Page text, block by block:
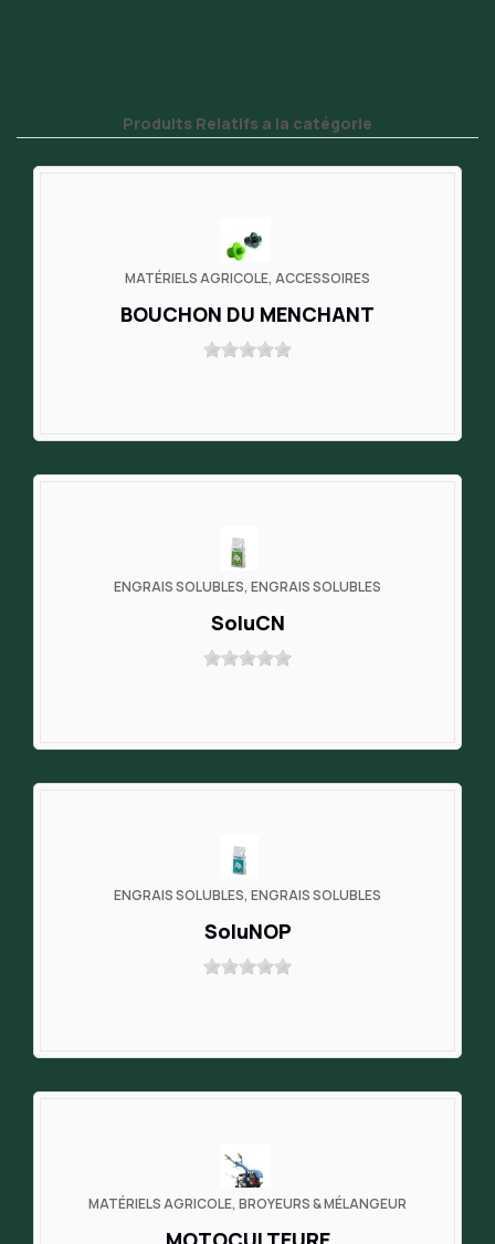
Produits Relatifs a la catégorie
MATÉRIELS AGRICOLE, ACCESSOIRES
BOUCHON DU MENCHANT
ENGRAIS SOLUBLES, ENGRAIS SOLUBLES
SoluCN
ENGRAIS SOLUBLES, ENGRAIS SOLUBLES
SoluNOP
MATÉRIELS AGRICOLE, BROYEURS & MÉLANGEUR